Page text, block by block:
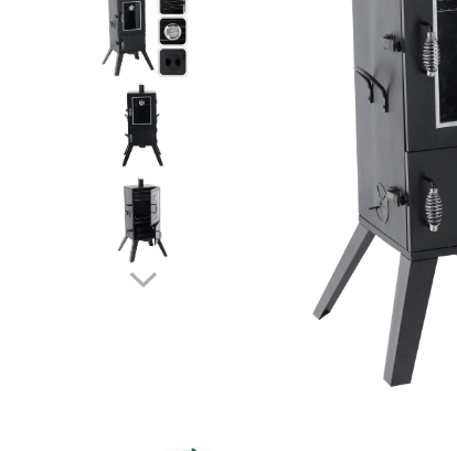
Accesorii baterii
Sisteme de dus
Coloane de dus
Sisteme de dus incastrate
Brate si palarii dus